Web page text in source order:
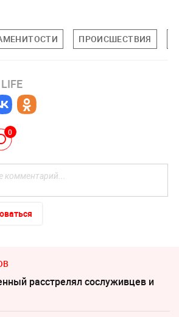
ПРОИСШЕСТВИЯ
0
расстрелял сослуживцев и